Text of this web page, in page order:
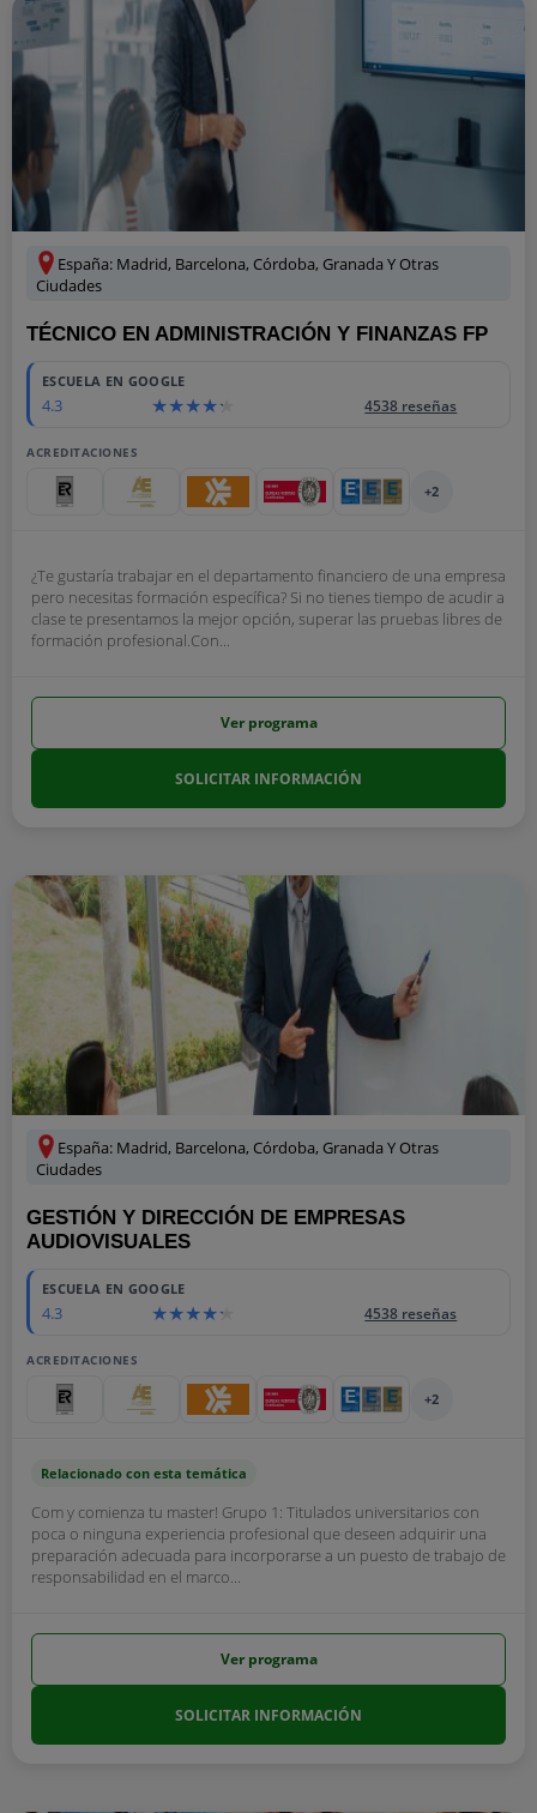
España: Madrid, Barcelona, Córdoba, Granada Y Otras
Ciudades
TÉCNICO EN ADMINISTRACIÓN Y FINANZAS FP
ESCUELA EN GOOGLE
4.3 4538 reseñas
ACREDITACIONES
+2
¿Te gustaría trabajar en el departamento financiero de una empresa
pero necesitas formación específica? Si no tienes tiempo de acudir a
clase te presentamos la mejor opción, superar las pruebas libres de
formación profesional.Con...
Ver programa
SOLICITAR INFORMACIÓN
España: Madrid, Barcelona, Córdoba, Granada Y Otras
Ciudades
GESTIÓN Y DIRECCIÓN DE EMPRESAS
AUDIOVISUALES
ESCUELA EN GOOGLE
4.3 4538 reseñas
ACREDITACIONES
+2
Relacionado con esta temática
Com y comienza tu master! Grupo 1: Titulados universitarios con
poca o ninguna experiencia profesional que deseen adquirir una
preparación adecuada para incorporarse a un puesto de trabajo de
responsabilidad en el marco...
Ver programa
SOLICITAR INFORMACIÓN